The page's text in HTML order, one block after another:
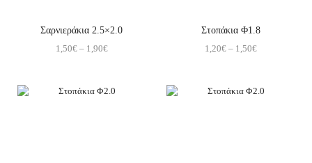
Σαρνιεράκια 2.5×2.0
1,50€ – 1,90€
Στοπάκια Φ1.8
1,20€ – 1,50€